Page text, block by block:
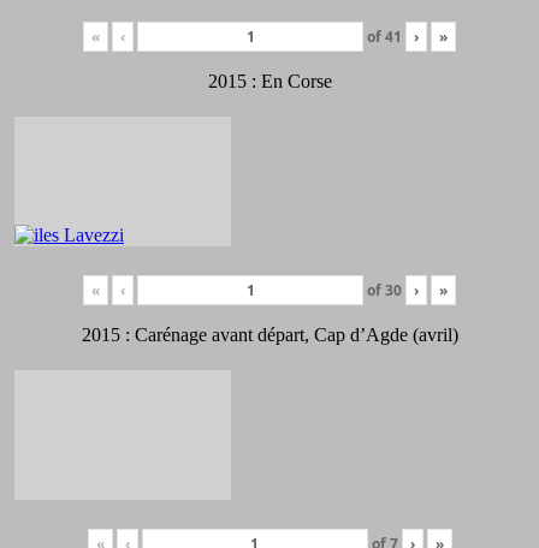
« ‹ of41 › »
2015 : En Corse
« ‹ of30 › »
2015 : Carénage avant départ, Cap d’Agde (avril)
« ‹ of7 › »